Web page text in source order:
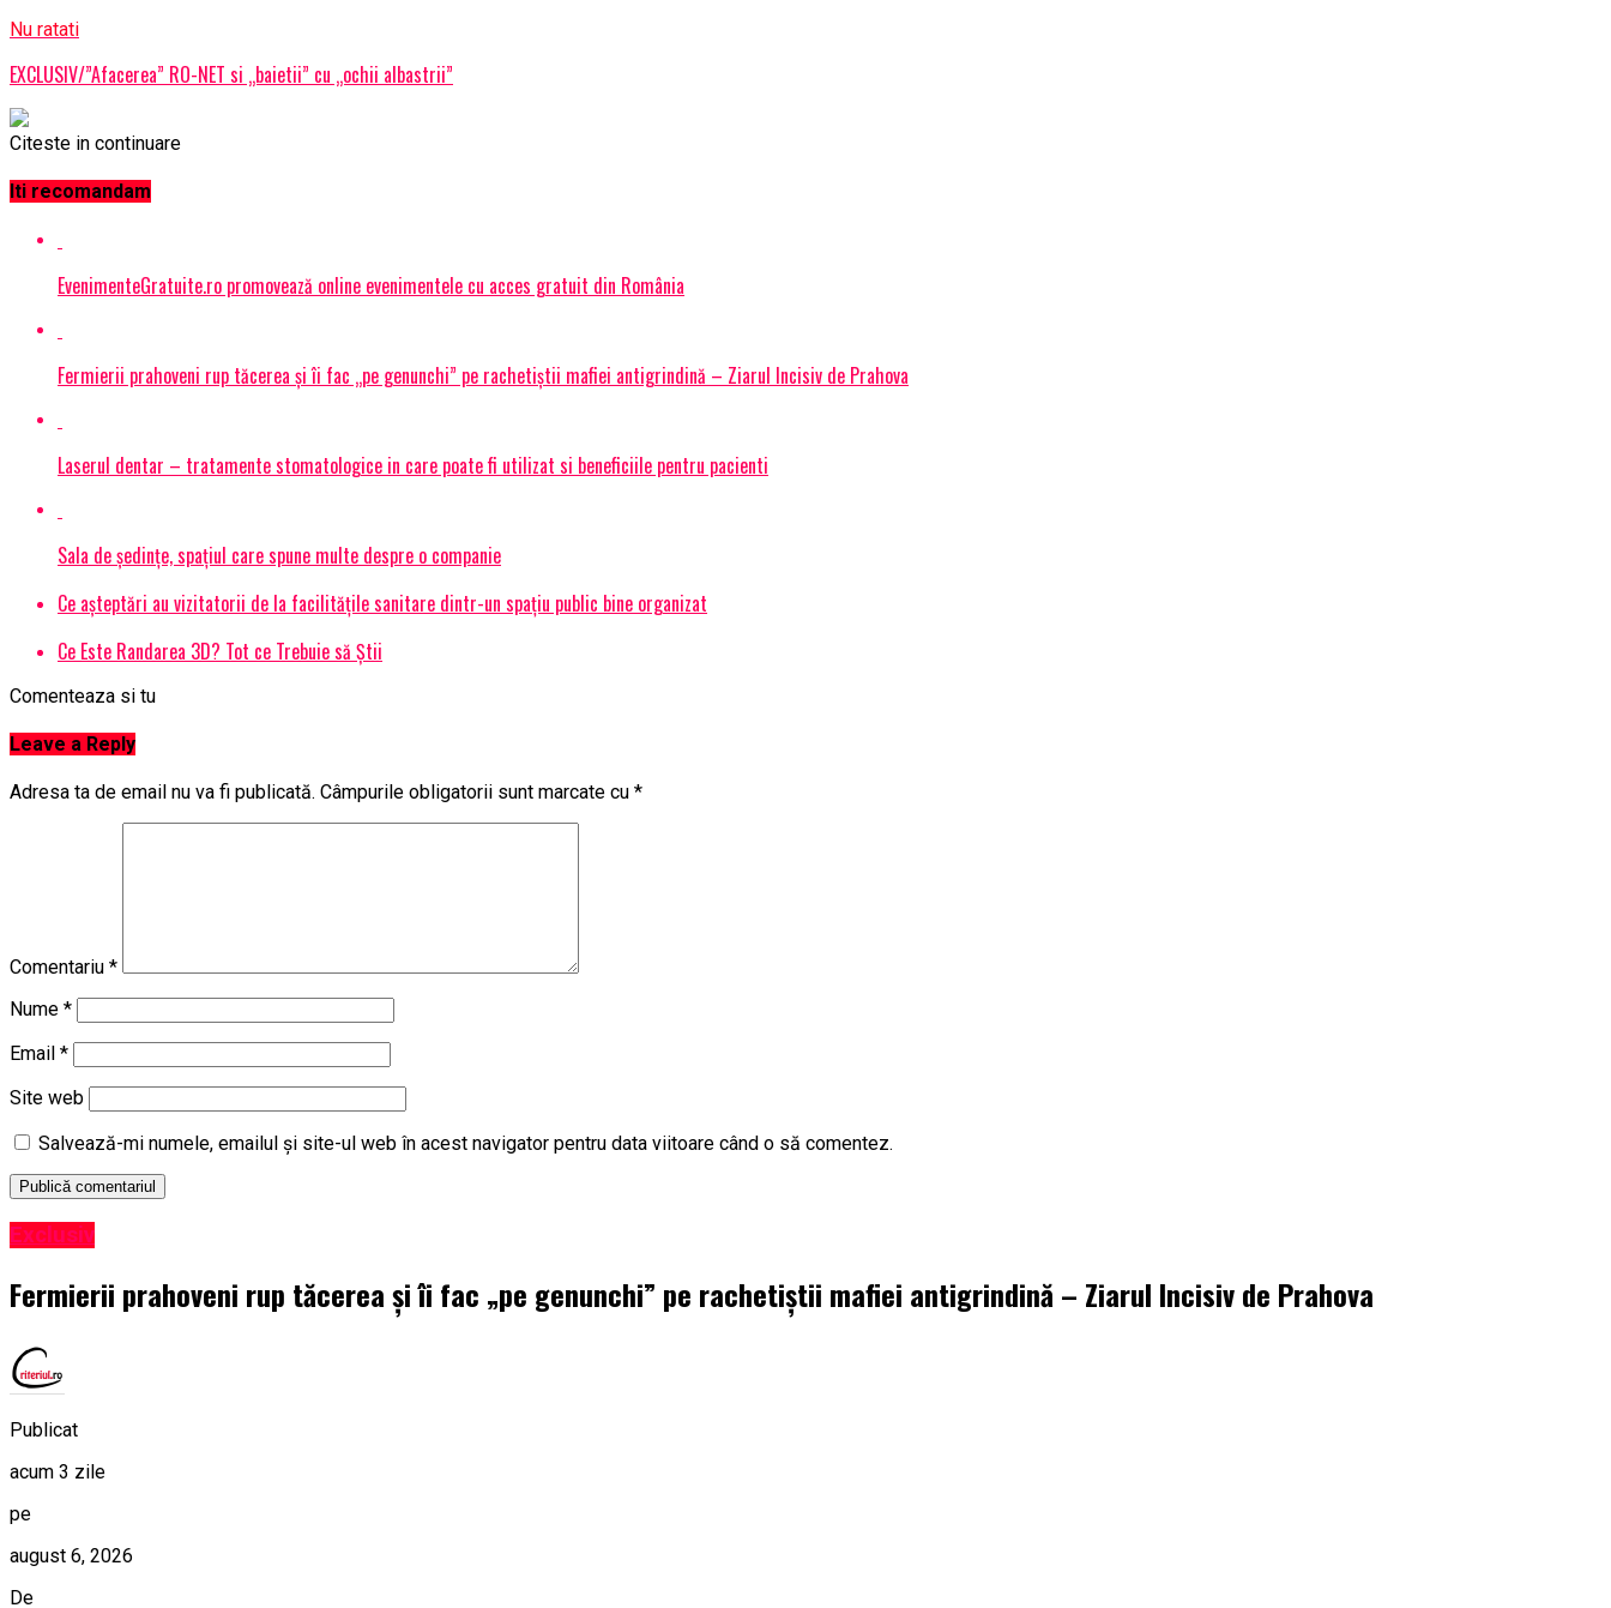
Nu ratati
EXCLUSIV/”Afacerea” RO-NET si „baietii” cu „ochii albastrii”
Citeste in continuare
Iti recomandam
EvenimenteGratuite.ro promovează online evenimentele cu acces gratuit din România
Fermierii prahoveni rup tăcerea și îi fac „pe genunchi” pe rachetiștii mafiei antigrindină – Ziarul Incisiv de Prahova
Laserul dentar – tratamente stomatologice in care poate fi utilizat si beneficiile pentru pacienti
Sala de ședințe, spațiul care spune multe despre o companie
Ce așteptări au vizitatorii de la facilitățile sanitare dintr-un spațiu public bine organizat
Ce Este Randarea 3D? Tot ce Trebuie să Știi
Comenteaza si tu
Leave a Reply
Adresa ta de email nu va fi publicată. Câmpurile obligatorii sunt marcate cu *
Comentariu *
Nume *
Email *
Site web
Salvează-mi numele, emailul și site-ul web în acest navigator pentru data viitoare când o să comentez.
Exclusiv
Fermierii prahoveni rup tăcerea și îi fac „pe genunchi” pe rachetiștii mafiei antigrindină – Ziarul Incisiv de Prahova
Publicat
acum 3 zile
pe
august 6, 2026
De